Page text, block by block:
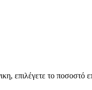
επιλέγετε το ποσοστό